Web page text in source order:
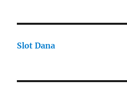
Slot Dana